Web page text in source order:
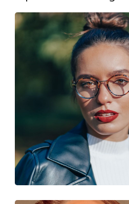
Γέφυρα:
Βάρος:
Ρυθμιζόμενα μαξιλάρια
Εύκαμπτη άρθρωση:
Clip-on:
Παρέχονται με θήκη:
Πανί καθαρισμού:
Άλλα
Τύπος:
Κατηγορία: